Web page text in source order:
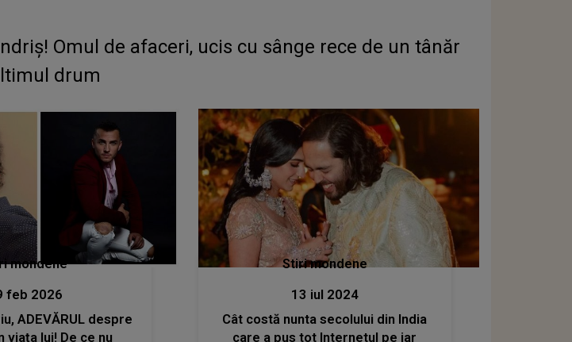
Omul de afaceri, ucis cu sânge rece de un tânăr
drum
mondene
feb 2026
ADEVĂRUL despre
viața lui! De ce nu
Stiri mondene
13 iul 2024
Cât costă nunta secolului din India
care a pus tot Internetul pe jar